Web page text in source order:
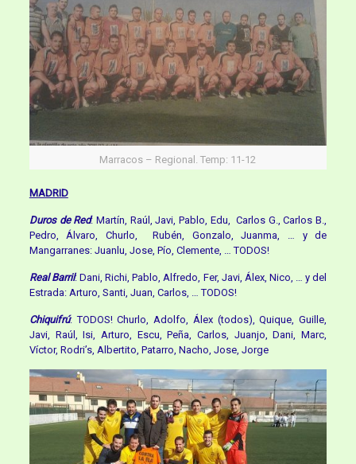
Marracos – Regional. Temp: 11-12
MADRID
Duros de Red: Martín, Raúl, Javi, Pablo, Edu, Carlos G., Carlos B.,
Pedro, Álvaro, Churlo, Rubén, Gonzalo, Juanma, … y de
Mangarranes: Juanlu, Jose, Pío, Clemente, … TODOS!
Real Barril: Dani, Richi, Pablo, Alfredo, Fer, Javi, Álex, Nico, … y del
Estrada: Arturo, Santi, Juan, Carlos, … TODOS!
Chiquifrú: TODOS! Churlo, Adolfo, Álex (todos), Quique, Guille,
Javi, Raúl, Isi, Arturo, Escu, Peña, Carlos, Juanjo, Dani, Marc,
Víctor, Rodri’s, Albertito, Patarro, Nacho, Jose, Jorge